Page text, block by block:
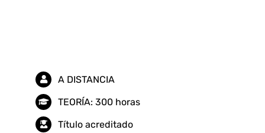
A DISTANCIA
TEORÍA: 300 horas
Título acreditado